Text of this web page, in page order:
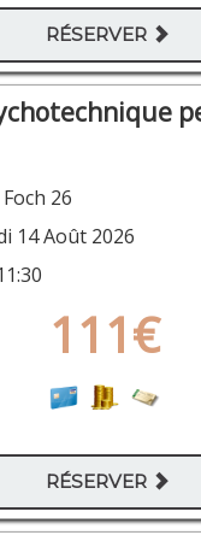
RÉSERVER
26
14 Août 2026
111€
RÉSERVER